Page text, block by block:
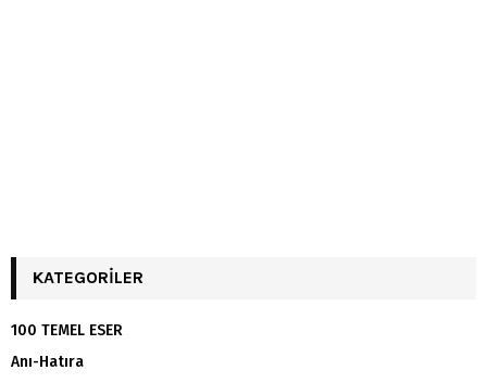
KATEGORILER
100 TEMEL ESER
Anı-Hatıra